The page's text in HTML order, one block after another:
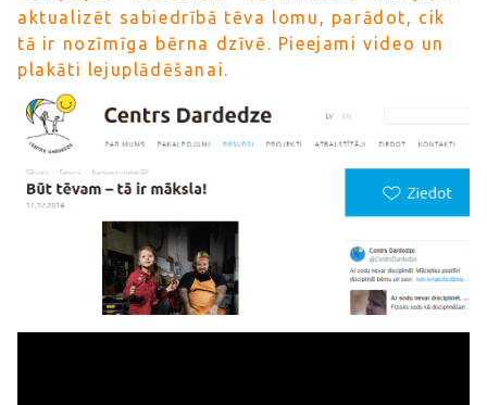
aktualizēt sabiedrībā tēva lomu, parādot, cik
tā ir nozīmīga bērna dzīvē. Pieejami video un
plakāti lejuplādēšanai.